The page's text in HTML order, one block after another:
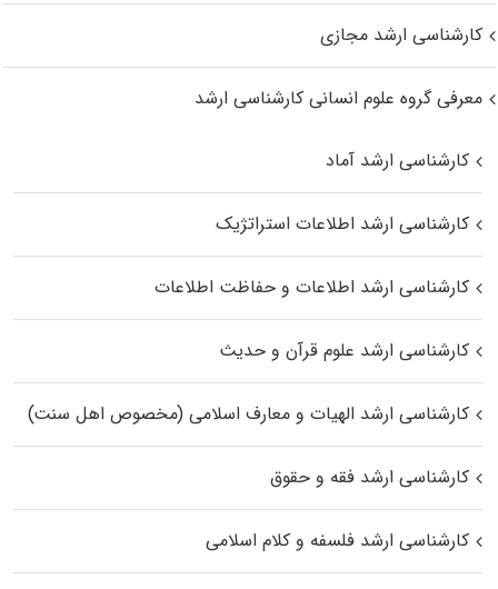
کارشناسی ارشد مجازی
معرفی گروه علوم انسانی کارشناسی ارشد
کارشناسی ارشد آماد
کارشناسی ارشد اطلاعات استراتژیک
کارشناسی ارشد اطلاعات و حفاظت اطلاعات
کارشناسی ارشد علوم قرآن و حدیث
کارشناسی ارشد الهیات و معارف اسلامی (مخصوص اهل سنت)
کارشناسی ارشد فقه و حقوق
کارشناسی ارشد فلسفه و کلام اسلامی